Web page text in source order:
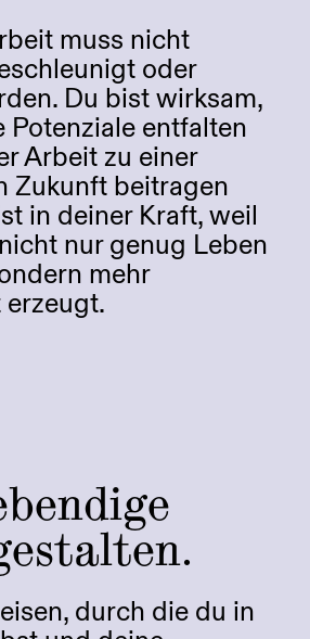
muss nicht
oder
Du bist wirksam,
Potenziale entfalten
Arbeit zu einer
Zukunft beitragen
in deiner Kraft, weil
nur genug Leben
mehr
durch die du in